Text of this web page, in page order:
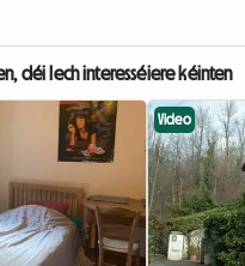
déi Iech interesséiere kéinten
Video